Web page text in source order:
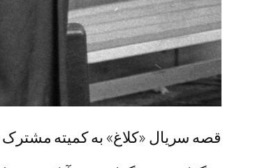
قصه سریال «کلاغ» به کمیته